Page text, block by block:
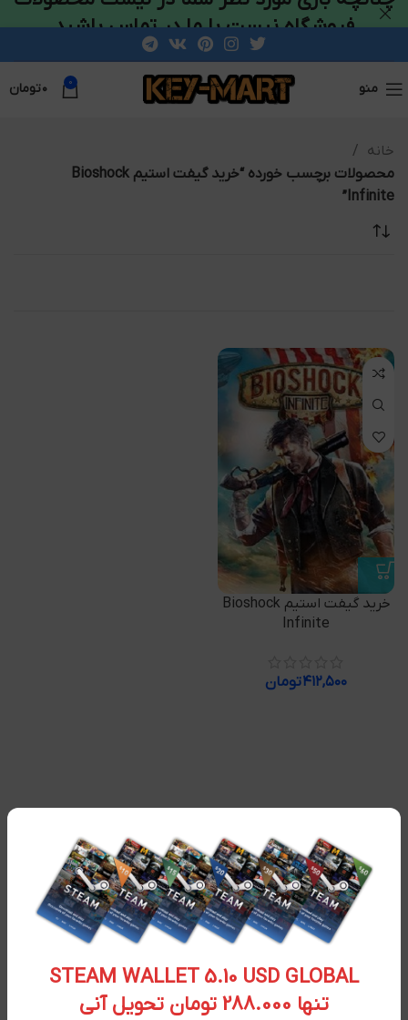
STEAM WALLET 5.10 USD GLOBAL
تنها 288.000 تومان تحویل آنی
منو 0 ۰تومان
خانه
محصولات برچسب خورده “خرید گیفت استیم Bioshock
Infinite”
خرید گیفت استیم Bioshock
Infinite
۴۱۲,۵۰۰تومان
فروشگاه نیست با ما در تماس باشید